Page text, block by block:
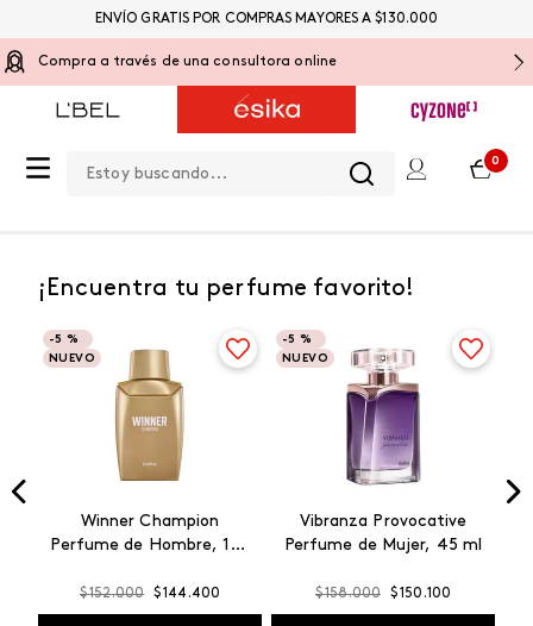
Compra a través de una consultora online
0
ENVÍO GRATIS POR COMPRAS MAYORES A $130.000
¡Encuentra tu perfume favorito!
-5 %
NUEVO
Winner Champion
Perfume de Hombre, 100
$152.000 $144 .400
-5 %
NUEVO
Vibranza Provocative
Perfume de Mujer, 45 ml
$158.000 $150 .100